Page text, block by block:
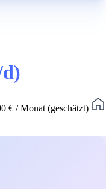
€ / Monat (geschätzt)